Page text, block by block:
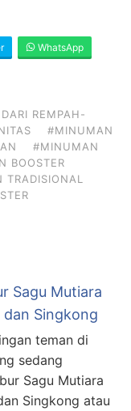
WhatsApp
REMPAH-
#MINUMAN
#MINUMAN
BOOSTER
Sagu Mutiara
dan Singkong
teman di
sedang
Sagu Mutiara
Singkong atau